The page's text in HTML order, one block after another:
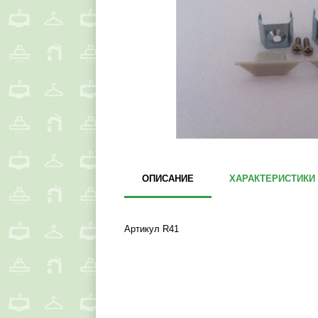
ОПИСАНИЕ ХАРАКТЕРИСТИКИ
Артикул R41